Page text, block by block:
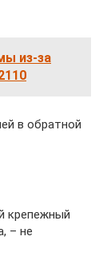
из-за
в обратной
крепежный
– не